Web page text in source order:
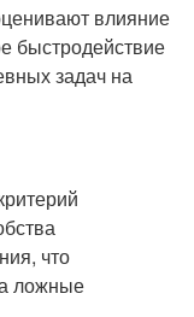
влияние
быстродействие
задач на
что
ложные